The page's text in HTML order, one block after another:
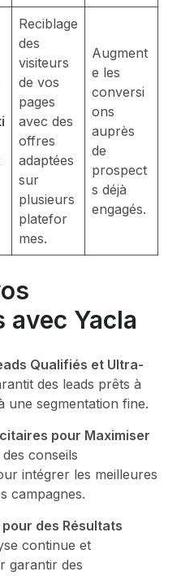
Reciblage
des
visiteurs
de vos
pages
avec des
offres
adaptées
sur
plusieurs
platefor
mes.
Augment
e les
conversi
ons
auprès
de
prospect
s déjà
engagés.
avec Yacla
Qualifiés et Ultra-
des leads prêts à
une segmentation fine.
pour Maximiser
conseils
intégrer les meilleures
campagnes.
des Résultats
continue et
garantir des